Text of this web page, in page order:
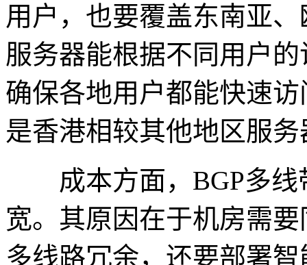
用户，也要覆盖东南亚
服务器能根据不同用户
确保各地用户都能快速
是香港相较其他地区服
成本方面，BGP多线
宽。其原因在于机房需
多线路冗余，还要部署